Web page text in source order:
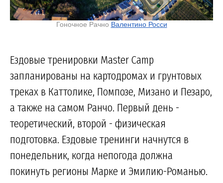
Гоночное Рачно Валентино Росси
Ездовые тренировки Master Camp
запланированы на картодромах и грунтовых
треках в Каттолике, Помпозе, Мизано и Пезаро,
а также на самом Ранчо. Первый день -
теоретический, второй - физическая
подготовка. Ездовые тренинги начнутся в
понедельник, когда непогода должна
покинуть регионы Марке и Эмилию-Романью.